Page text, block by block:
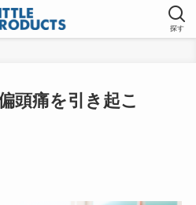
探す
頭痛を引き起こ